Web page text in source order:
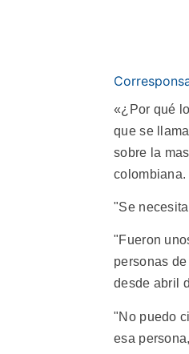
«¿Por qué
que se
sobre la
colombiana.
"Se
"Fueron
personas
desde abril
"No puedo
esa